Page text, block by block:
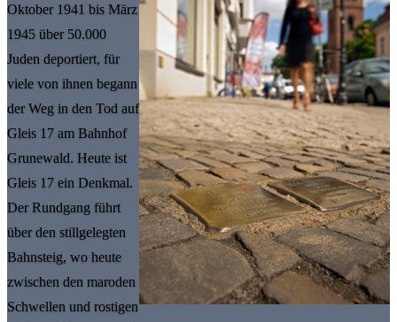
Oktober 1941 bis März
1945 über 50.000
Juden deportiert, für
viele von ihnen begann
der Weg in den Tod auf
Gleis 17 am Bahnhof
Grunewald. Heute ist
Gleis 17 ein Denkmal.
Der Rundgang führt
über den stillgelegten
Bahnsteig, wo heute
zwischen den maroden
Schwellen und rostigen